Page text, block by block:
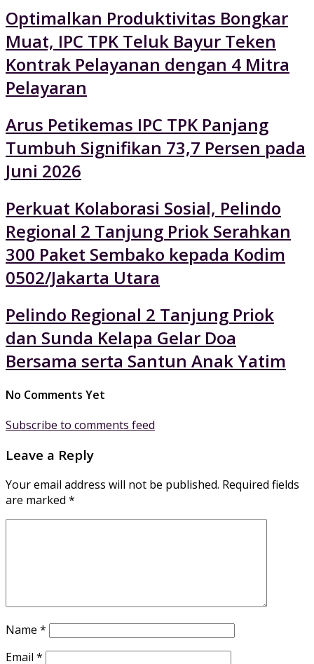
Optimalkan Produktivitas Bongkar
Muat, IPC TPK Teluk Bayur Teken
Kontrak Pelayanan dengan 4 Mitra
Pelayaran
Arus Petikemas IPC TPK Panjang
Tumbuh Signifikan 73,7 Persen pada
Juni 2026
Perkuat Kolaborasi Sosial, Pelindo
Regional 2 Tanjung Priok Serahkan
300 Paket Sembako kepada Kodim
0502/Jakarta Utara
Pelindo Regional 2 Tanjung Priok
dan Sunda Kelapa Gelar Doa
Bersama serta Santun Anak Yatim
No Comments Yet
Subscribe to comments feed
Leave a Reply
Your email address will not be published. Required fields
are marked *
Name *
Email *